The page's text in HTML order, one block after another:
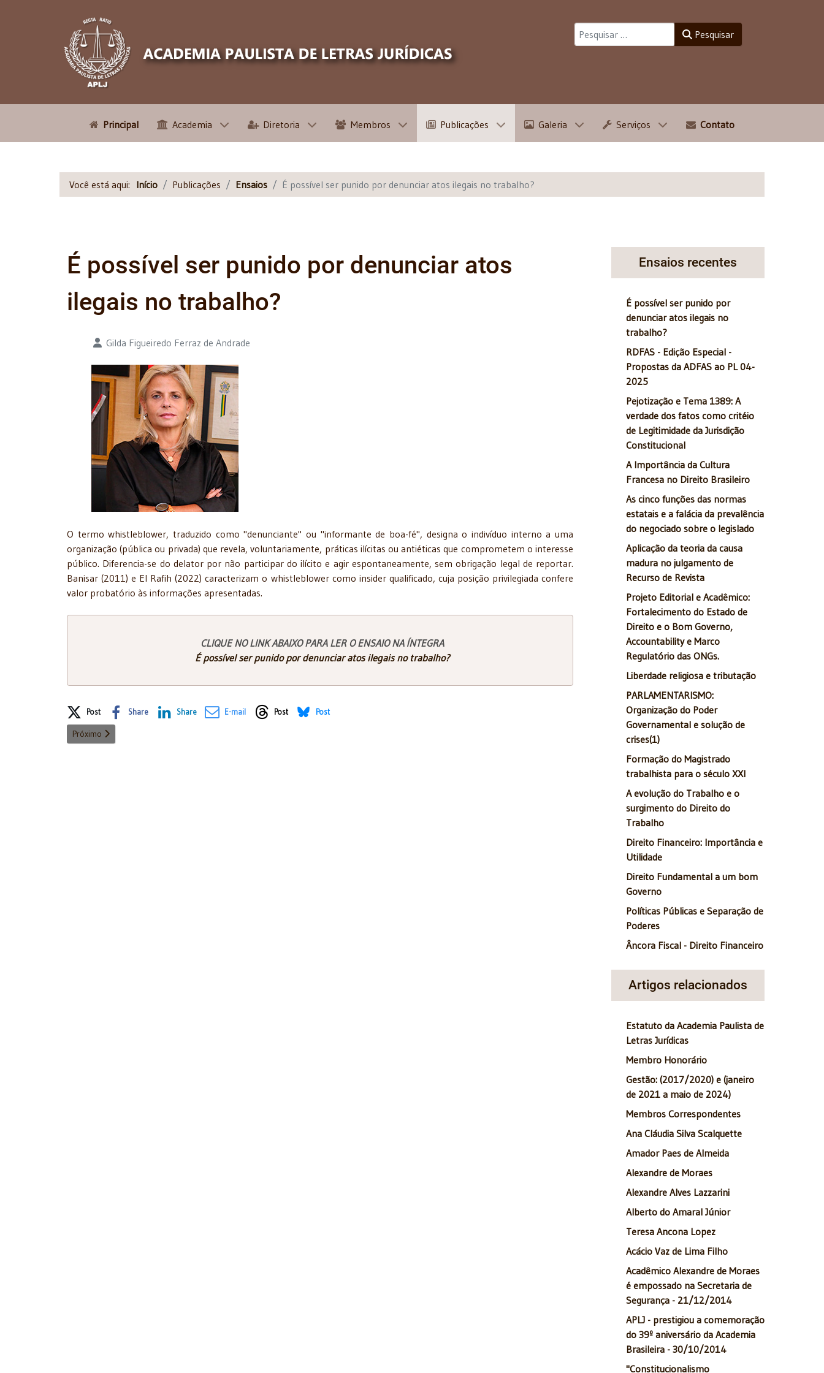
Pesquisar
Principal Academia Diretoria Membros Publicações Galeria Serviços Contato
Você está aqui: Início Publicações Ensaios É possível ser punido por denunciar atos ilegais no trabalho?
É possível ser punido por denunciar atos
ilegais no trabalho?
Detalhes Gilda Figueiredo Ferraz de Andrade
O termo whistleblower, traduzido como "denunciante" ou "informante de boa-fé", designa o indivíduo interno a uma
organização (pública ou privada) que revela, voluntariamente, práticas ilícitas ou antiéticas que comprometem o interesse
público. Diferencia-se do delator por não participar do ilícito e agir espontaneamente, sem obrigação legal de reportar.
Banisar (2011) e El Rafih (2022) caracterizam o whistleblower como insider qualificado, cuja posição privilegiada confere
valor probatório às informações apresentadas.
CLIQUE NO LINK ABAIXO PARA LER O ENSAIO NA ÍNTEGRA
É possível ser punido por denunciar atos ilegais no trabalho?
Share on Social Media
Post Share Share E-mail Post Post
Próximo artigo: RDFAS - Edição Especial - Propostas da ADFAS ao PL 04-2025
Próximo
Ensaios recentes
É possível ser punido por
denunciar atos ilegais no
trabalho?
RDFAS - Edição Especial -
Propostas da ADFAS ao PL 04-
2025
Pejotização e Tema 1389: A
verdade dos fatos como critéio
de Legitimidade da Jurisdição
Constitucional
A Importância da Cultura
Francesa no Direito Brasileiro
As cinco funções das normas
estatais e a falácia da prevalência
do negociado sobre o legislado
Aplicação da teoria da causa
madura no julgamento de
Recurso de Revista
Projeto Editorial e Acadêmico:
Fortalecimento do Estado de
Direito e o Bom Governo,
Accountability e Marco
Regulatório das ONGs.
Liberdade religiosa e tributação
PARLAMENTARISMO:
Organização do Poder
Governamental e solução de
crises(1)
Formação do Magistrado
trabalhista para o século XXI
A evolução do Trabalho e o
surgimento do Direito do
Trabalho
Direito Financeiro: Importância e
Utilidade
Direito Fundamental a um bom
Governo
Políticas Públicas e Separação de
Poderes
Âncora Fiscal - Direito Financeiro
Artigos relacionados
Estatuto da Academia Paulista de
Letras Jurídicas
Membro Honorário
Gestão: (2017/2020) e (janeiro
de 2021 a maio de 2024)
Membros Correspondentes
Ana Cláudia Silva Scalquette
Amador Paes de Almeida
Alexandre de Moraes
Alexandre Alves Lazzarini
Alberto do Amaral Júnior
Teresa Ancona Lopez
Acácio Vaz de Lima Filho
Acadêmico Alexandre de Moraes
é empossado na Secretaria de
Segurança - 21/12/2014
APLJ - prestigiou a comemoração
do 39º aniversário da Academia
Brasileira - 30/10/2014
"Constitucionalismo